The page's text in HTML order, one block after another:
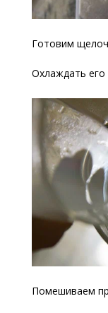
Готовим
Охлаждать его
Помешиваем